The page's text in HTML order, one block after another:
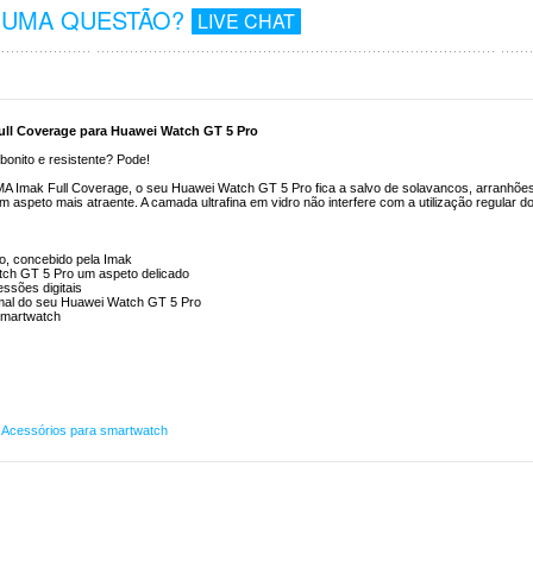
QUESTÃO? LIVE CHAT
Coverage para Huawei Watch GT 5 Pro
e resistente? Pode!
Imak Full Coverage, o seu Huawei Watch GT 5 Pro fica a salvo de solavancos, arranhões
aspeto mais atraente. A camada ultrafina em vidro não interfere com a utilização regular do
concebido pela Imak
GT 5 Pro um aspeto delicado
digitais
do seu Huawei Watch GT 5 Pro
Acessórios para smartwatch